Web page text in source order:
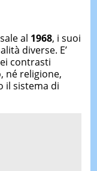
al 1968, i suoi
diverse. E’
contrasti
né religione,
il sistema di